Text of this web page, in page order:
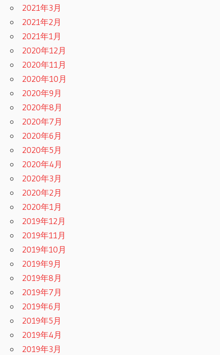
2021年3月
2021年2月
2021年1月
2020年12月
2020年11月
2020年10月
2020年9月
2020年8月
2020年7月
2020年6月
2020年5月
2020年4月
2020年3月
2020年2月
2020年1月
2019年12月
2019年11月
2019年10月
2019年9月
2019年8月
2019年7月
2019年6月
2019年5月
2019年4月
2019年3月